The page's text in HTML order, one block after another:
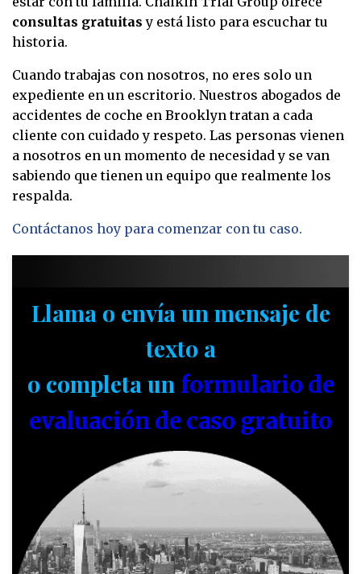
consultas gratuitas y está listo para escuchar tu
historia.
Cuando trabajas con nosotros, no eres solo un
expediente en un escritorio. Nuestros abogados de
accidentes de coche en Brooklyn tratan a cada
cliente con cuidado y respeto. Las personas vienen
a nosotros en un momento de necesidad y se van
sabiendo que tienen un equipo que realmente los
respalda.
Contáctanos hoy para comenzar con tu caso.
Llama o envía un mensaje de
texto a
o completa un formulario de
evaluación de caso gratuito